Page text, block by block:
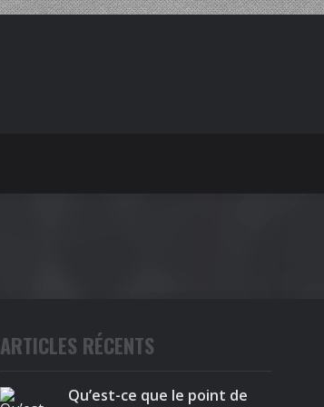
ARTICLES RÉCENTS
Qu’est-ce que le point de